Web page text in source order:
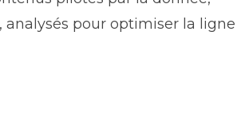
pour optimiser la ligne